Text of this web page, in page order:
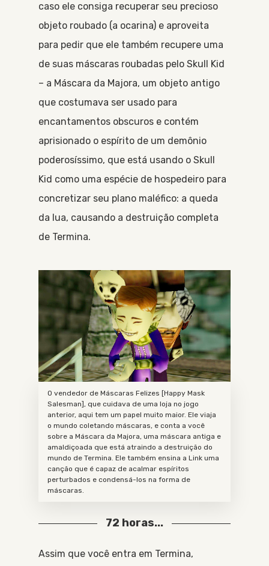
caso ele consiga recuperar seu precioso
objeto roubado (a ocarina) e aproveita
para pedir que ele também recupere uma
de suas máscaras roubadas pelo Skull Kid
– a Máscara da Majora, um objeto antigo
que costumava ser usado para
encantamentos obscuros e contém
aprisionado o espírito de um demônio
poderosíssimo, que está usando o Skull
Kid como uma espécie de hospedeiro para
concretizar seu plano maléfico: a queda
da lua, causando a destruição completa
de Termina.
O vendedor de Máscaras Felizes [Happy Mask
Salesman], que cuidava de uma loja no jogo
anterior, aqui tem um papel muito maior. Ele viaja
o mundo coletando máscaras, e conta a você
sobre a Máscara da Majora, uma máscara antiga e
amaldiçoada que está atraindo a destruição do
mundo de Termina. Ele também ensina a Link uma
canção que é capaz de acalmar espíritos
perturbados e condensá-los na forma de
máscaras.
72 horas...
Assim que você entra em Termina,